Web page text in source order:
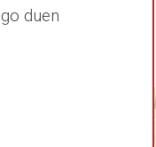
duen